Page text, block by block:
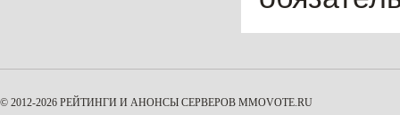
© 2012-2026 РЕЙТИНГИ И АНОНСЫ СЕРВЕРОВ MMOVOTE.RU